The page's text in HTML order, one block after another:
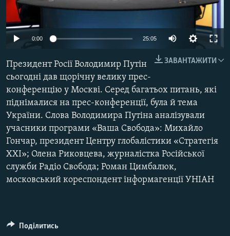
МУЛЬТИМЕДІА
ФОТО
ПОДКАСТИ
КРИМ РЕАЛІЇ
РУС
УКР
КТАТ
ДОЛУЧАЙСЯ!
0:00 25:05
ЗАВАНТАЖИТИ
Президент Росії Володимир Путін
сьогодні дав щорічну велику прес-
конференцію у Москві. Серед багатьох питань, які
піднімалися на прес-конференції, була й тема
України. Слова Володимира Путіна аналізували
учасники програми «Ваша Свобода»: Михайло
Гончар, президент Центру глобалістики «Стратегія
ХХІ»; Олена Риковцева, журналістка Російської
служби Радіо Свобода; Роман Цимбалюк,
московський кореспондент інформагенції УНІАН
Поділитись